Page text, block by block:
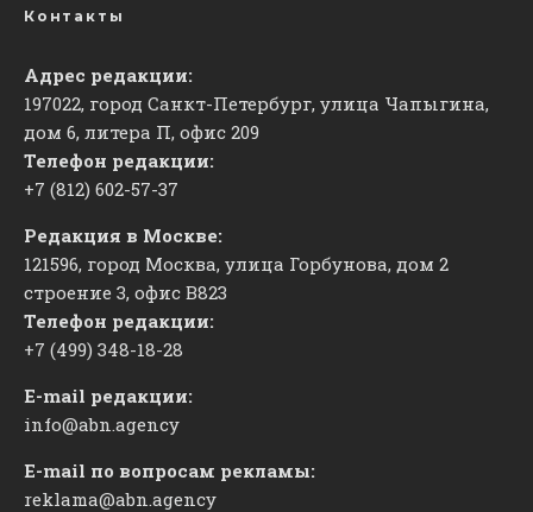
Контакты
Адрес редакции:
197022, город Санкт-Петербург, улица Чапыгина,
дом 6, литера П, офис 209
Телефон редакции:
+7 (812) 602-57-37
Редакция в Москве:
121596, город Москва, улица Горбунова, дом 2
строение 3, офис ​В823
Телефон редакции:
+7 (499) 348-18-28
E-mail редакции:
info@abn.agency
E-mail по вопросам рекламы:
reklama@abn.agency